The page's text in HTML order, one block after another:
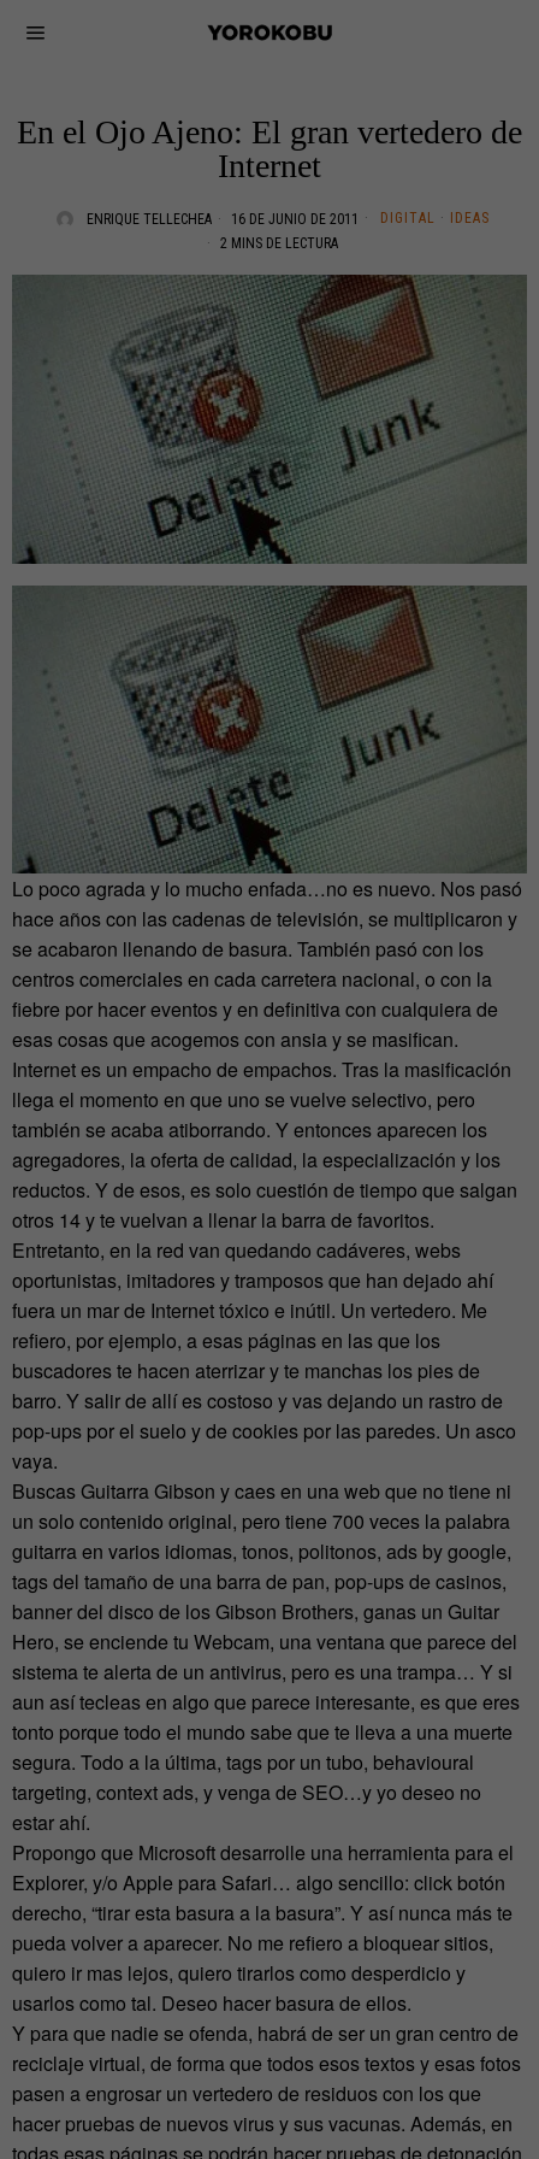
En el Ojo Ajeno: El gran vertedero de
Internet
ENRIQUE TELLECHEA 16 DE JUNIO DE 2011 DIGITAL ·
IDEAS
2 MINS DE LECTURA
Lo poco agrada y lo mucho enfada…no es nuevo. Nos pasó
hace años con las cadenas de televisión, se multiplicaron y
se acabaron llenando de basura. También pasó con los
centros comerciales en cada carretera nacional, o con la
fiebre por hacer eventos y en definitiva con cualquiera de
esas cosas que acogemos con ansia y se masifican.
Internet es un empacho de empachos. Tras la masificación
llega el momento en que uno se vuelve selectivo, pero
también se acaba atiborrando. Y entonces aparecen los
agregadores, la oferta de calidad, la especialización y los
reductos. Y de esos, es solo cuestión de tiempo que salgan
otros 14 y te vuelvan a llenar la barra de favoritos.
Entretanto, en la red van quedando cadáveres, webs
oportunistas, imitadores y tramposos que han dejado ahí
fuera un mar de Internet tóxico e inútil. Un vertedero. Me
refiero, por ejemplo, a esas páginas en las que los
buscadores te hacen aterrizar y te manchas los pies de
barro. Y salir de allí es costoso y vas dejando un rastro de
pop-ups por el suelo y de cookies por las paredes. Un asco
vaya.
Buscas Guitarra Gibson y caes en una web que no tiene ni
un solo contenido original, pero tiene 700 veces la palabra
guitarra en varios idiomas, tonos, politonos, ads by google,
tags del tamaño de una barra de pan, pop-ups de casinos,
banner del disco de los Gibson Brothers, ganas un Guitar
Hero, se enciende tu Webcam, una ventana que parece del
sistema te alerta de un antivirus, pero es una trampa… Y si
aun así tecleas en algo que parece interesante, es que eres
tonto porque todo el mundo sabe que te lleva a una muerte
segura. Todo a la última, tags por un tubo, behavioural
targeting, context ads, y venga de SEO…y yo deseo no
estar ahí.
Propongo que Microsoft desarrolle una herramienta para el
Explorer, y/o Apple para Safari… algo sencillo: click botón
derecho, “tirar esta basura a la basura”. Y así nunca más te
pueda volver a aparecer. No me refiero a bloquear sitios,
quiero ir mas lejos, quiero tirarlos como desperdicio y
usarlos como tal. Deseo hacer basura de ellos.
Y para que nadie se ofenda, habrá de ser un gran centro de
reciclaje virtual, de forma que todos esos textos y esas fotos
pasen a engrosar un vertedero de residuos con los que
hacer pruebas de nuevos virus y sus vacunas. Además, en